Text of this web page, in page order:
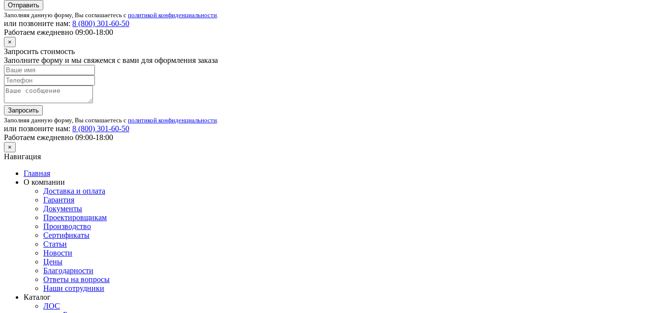
Отправить
Заполняя данную форму, Вы соглашаетесь с политикой конфиденциальности.
или позвоните нам: 8 (800) 301-60-50
Работаем ежедневно 09:00-18:00
×
Запросить стоимость
Заполните форму и мы свяжемся с вами для оформления заказа
Запросить
Заполняя данную форму, Вы соглашаетесь с политикой конфиденциальности.
или позвоните нам: 8 (800) 301-60-50
Работаем ежедневно 09:00-18:00
×
Навигация
Главная
О компании
Доставка и оплата
Гарантия
Документы
Проектировщикам
Производство
Сертификаты
Статьи
Новости
Цены
Благодарности
Ответы на вопросы
Наши сотрудники
Каталог
ЛОС